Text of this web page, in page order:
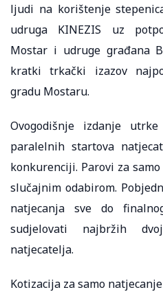
ljudi na korištenje
udruga KINEZIS uz
Mostar i udruge građana
kratki trkački izazov
gradu Mostaru.
Ovogodišnje izdanje
paralelnih startova
konkurenciji. Parovi za
slučajnim odabirom.
natjecanja sve do
sudjelovati najbržih
natjecatelja.
Kotizacija za samo